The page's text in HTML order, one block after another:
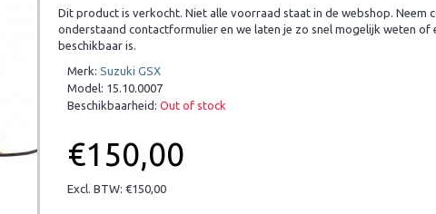
Dit product is verkocht. Niet alle voorraad staat in de webshop. Neem
onderstaand contactformulier en we laten je zo snel mogelijk weten
beschikbaar is.
Merk: Suzuki GSX
Model: 15.10.0007
Beschikbaarheid: Out of stock
€150,00
Excl. BTW: €150,00